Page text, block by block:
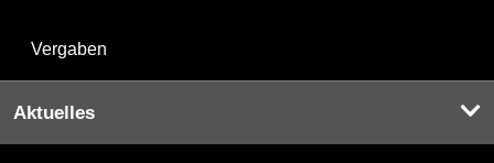
Vergaben
Aktuelles